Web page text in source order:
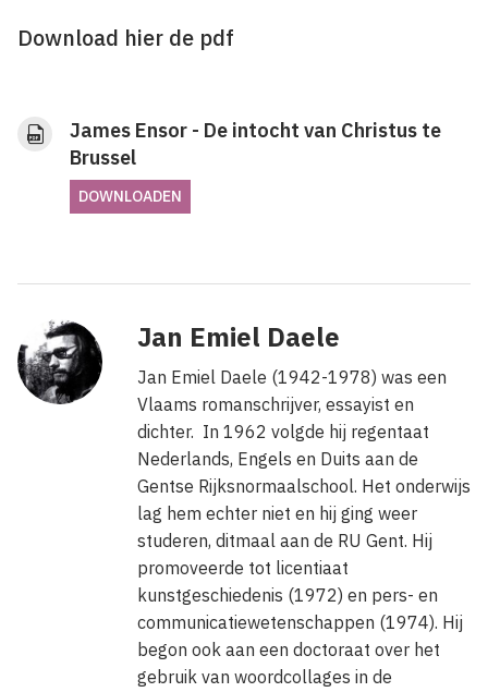
Download hier de pdf
James Ensor - De intocht van Christus te
Brussel
DOWNLOADEN
Jan Emiel Daele
Jan Emiel Daele (1942-1978) was een
Vlaams romanschrijver, essayist en
dichter. In 1962 volgde hij regentaat
Nederlands, Engels en Duits aan de
Gentse Rijksnormaalschool. Het onderwijs
lag hem echter niet en hij ging weer
studeren, ditmaal aan de RU Gent. Hij
promoveerde tot licentiaat
kunstgeschiedenis (1972) en pers- en
communicatiewetenschappen (1974). Hij
begon ook aan een doctoraat over het
gebruik van woordcollages in de